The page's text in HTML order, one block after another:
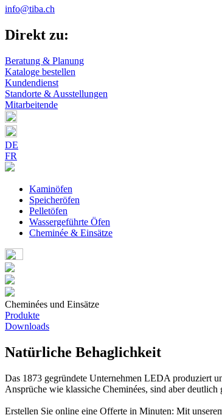
info@tiba.ch
Direkt zu:
Beratung & Planung
Kataloge bestellen
Kundendienst
Standorte & Ausstellungen
Mitarbeitende
DE
FR
Kaminöfen
Speicheröfen
Pelletöfen
Wassergeführte Öfen
Cheminée & Einsätze
Cheminées und Einsätze
Produkte
Downloads
Natürliche Behaglichkeit
Das 1873 gegründete Unternehmen LEDA produziert
Ansprüche wie klassiche Cheminées, sind aber deutlich
Erstellen Sie online eine Offerte in Minuten: Mit